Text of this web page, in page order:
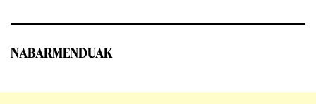
NABARMENDUAK